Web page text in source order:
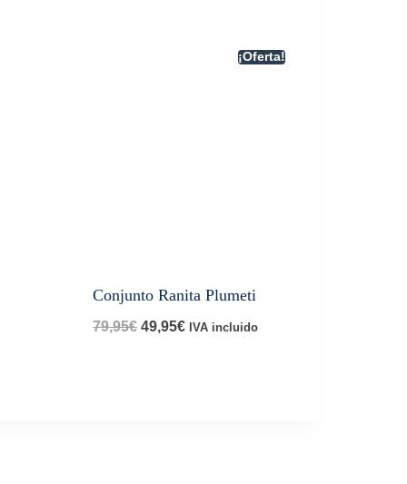
¡Oferta!
Conjunto Ranita Plumeti
79,95€ El
49,95€ElIVA incluido